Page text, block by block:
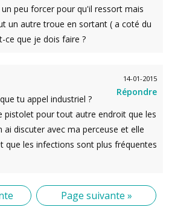
peu forcer pour qu'il ressort mais
un autre troue en sortant ( a coté du
ce que je dois faire ?
14-01-2015
Répondre
tu appel industriel ?
pistolet pour tout autre endroit que les
ai discuter avec ma perceuse et elle
que les infections sont plus fréquentes
Page suivante »